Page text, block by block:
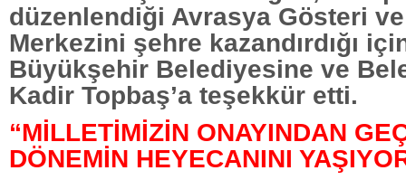
düzenlendiği Avrasya Gösteri
Merkezini şehre kazandırdığı
Büyükşehir Belediyesine ve
Kadir Topbaş’a teşekkür etti.
“MİLLETİMİZİN ONAYINDAN
DÖNEMİN HEYECANINI